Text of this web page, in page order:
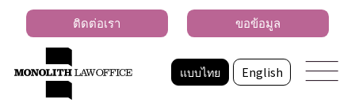
แบบไทย English
ติดต่อเรา ขอข้อมูล